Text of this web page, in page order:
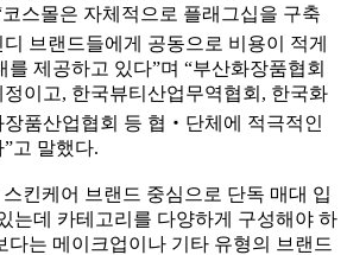
코스몰은 자체적으로 플래그십을 구축
디 브랜드들에게 공동으로 비용이 적게
를 제공하고 있다”며 “부산화장품협회
이고, 한국뷰티산업무역협회 , 한국화
장품산업협회 등 협 ‧ 단체에 적극적인
”고 말했다.
스킨케어 브랜드 중심으로 단독 매대 입
는데 카테고리를 다양하게 구성해야 하
다는 메이크업이나 기타 유형의 브랜드